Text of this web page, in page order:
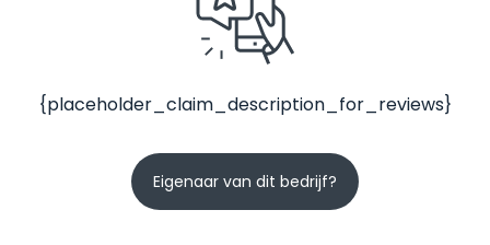
{placeholder_claim_description_for_reviews}
Eigenaar van dit bedrijf?